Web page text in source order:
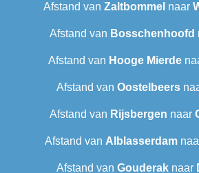
Afstand van Zaltbommel naar
Afstand van Bosschenhoofd
Afstand van Hooge Mierde
Afstand van Oostelbeers
Afstand van Rijsbergen naar
Afstand van Alblasserdam
Afstand van Gouderaknaar